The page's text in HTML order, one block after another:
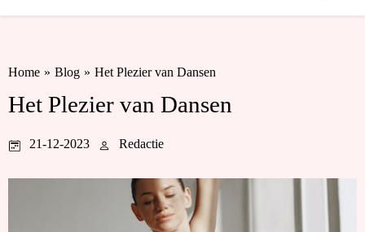
Home » Blog » Het Plezier van Dansen
Het Plezier van Dansen
21-12-2023 Redactie